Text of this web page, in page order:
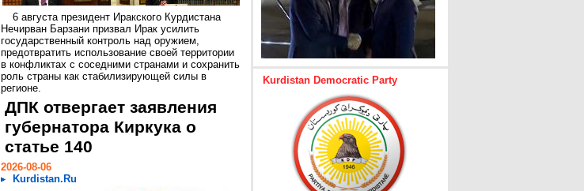
6 августа президент Иракского Курдистана
Нечирван Барзани призвал Ирак усилить
государственный контроль над оружием,
предотвратить использование своей территории
в конфликтах с соседними странами и сохранить
роль страны как стабилизирующей силы в
регионе.
ДПК отвергает заявления
губернатора Киркука о
статье 140
2026-08-06
Kurdistan.Ru
Kurdistan Democratic Party